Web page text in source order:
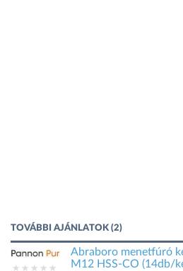
TOVÁBBI AJÁNLATOK (2)
Abraboro menetfúró
M12 HSS-CO (14db/